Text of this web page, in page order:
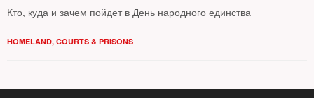
Кто, куда и зачем пойдет в День народного единства
HOMELAND, COURTS & PRISONS